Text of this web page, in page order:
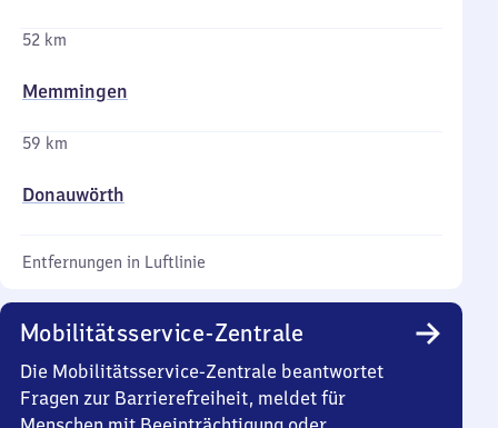
52 km
Memmingen
59 km
Donauwörth
Entfernungen in Luftlinie
Mobilitätsservice-Zentrale
Die Mobilitätsservice-Zentrale beantwortet
Fragen zur Barrierefreiheit, meldet für